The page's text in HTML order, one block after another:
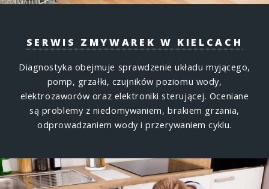
SERWIS ZMYWAREK W KIELCACH
Diagnostyka obejmuje sprawdzenie układu myjącego,
pomp, grzałki, czujników poziomu wody,
elektrozaworów oraz elektroniki sterującej. Oceniane
są problemy z niedomywaniem, brakiem grzania,
odprowadzaniem wody i przerywaniem cyklu.